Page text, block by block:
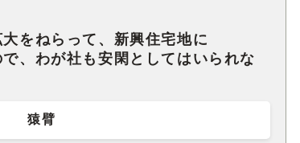
をねらって、新興住宅地に
、わが社も安閑としてはいられな
猿臂